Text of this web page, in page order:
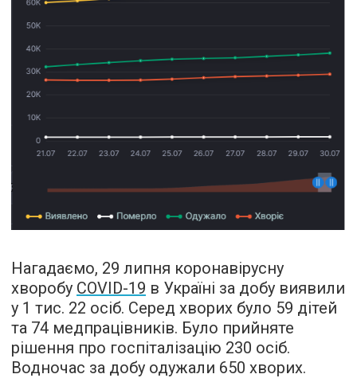
Нагадаємо, 29 липня коронавірусну
хворобу COVID-19 в Україні за добу виявили
у 1 тис. 22 осіб. Серед хворих було 59 дітей
та 74 медпрацівників. Було прийняте
рішення про госпіталізацію 230 осіб.
Водночас за добу одужали 650 хворих.